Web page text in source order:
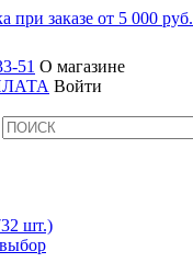
при заказе от 5 000 руб.
51 О магазине
Войти
шт.)